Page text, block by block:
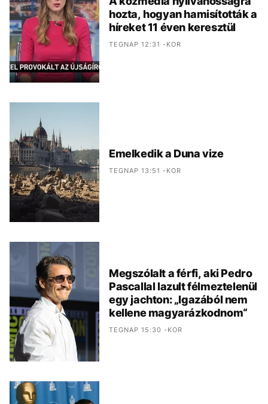
hozta, hogyan hamisították a
híreket 11 éven keresztül
TEGNAP 12:31 -KOR
Emelkedik a Duna vize
TEGNAP 13:51 -KOR
Megszólalt a férfi, aki Pedro
Pascallal lazult félmeztelenül
egy jachton: „Igazából nem
kellene magyarázkodnom“
TEGNAP 15:30 -KOR